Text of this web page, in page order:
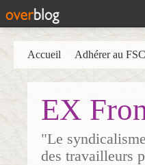
EX
"Le
des travailleurs
Accueil Adhérer au FSC